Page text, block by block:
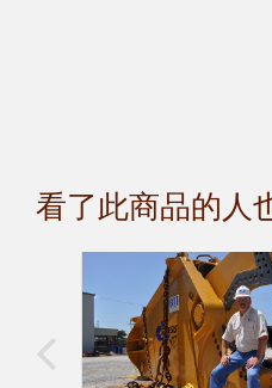
看了此商品的人